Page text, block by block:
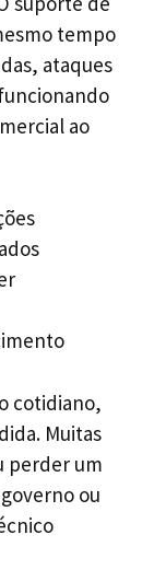
tempo
ataques
ao
cotidiano,
Muitas
perder um
ou